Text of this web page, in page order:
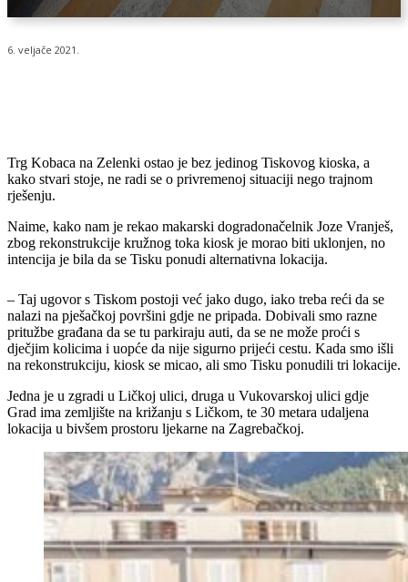
6. veljače 2021.
Trg Kobaca na Zelenki ostao je bez jedinog Tiskovog kioska, a
kako stvari stoje, ne radi se o privremenoj situaciji nego trajnom
rješenju.
Naime, kako nam je rekao makarski dogradonačelnik Joze Vranješ,
zbog rekonstrukcije kružnog toka kiosk je morao biti uklonjen, no
intencija je bila da se Tisku ponudi alternativna lokacija.
– Taj ugovor s Tiskom postoji već jako dugo, iako treba reći da se
nalazi na pješačkoj površini gdje ne pripada. Dobivali smo razne
pritužbe građana da se tu parkiraju auti, da se ne može proći s
dječjim kolicima i uopće da nije sigurno prijeći cestu. Kada smo išli
na rekonstrukciju, kiosk se micao, ali smo Tisku ponudili tri lokacije.
Jedna je u zgradi u Ličkoj ulici, druga u Vukovarskoj ulici gdje
Grad ima zemljište na križanju s Ličkom, te 30 metara udaljena
lokacija u bivšem prostoru ljekarne na Zagrebačkoj.